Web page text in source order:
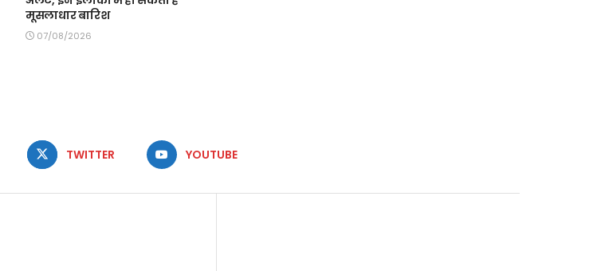
मूसलाधार बारिश
07/08/2026
TWITTER YOUTUBE